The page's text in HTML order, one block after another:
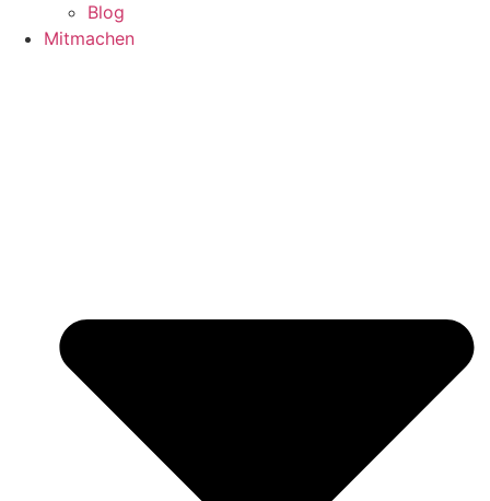
Blog
Mitmachen